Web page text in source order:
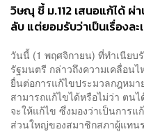
วิษณุ ชี้ ม.112 เสนอแก้ได้ ผ่
ลับ แต่ยอมรับว่าเป็นเรื่องล
วันนี้ (1 พฤศจิกายน) ที่ทำเนียบ
รัฐมนตรี กล่าวถึงความเคลื่อน
ยื่นต่อการแก้ไขประมวลกฎหมา
สามารถแก้ไขได้หรือไม่ว่า ตน
จะให้แก้ไข ซึ่งมองว่าเป็นการแ
ส่วนใหญ่ของสมาชิกสภาผู้แทน